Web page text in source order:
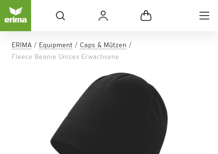
ERIMA Equipment
Caps & Mützen
Fleece Beanie Unisex Erwachsene